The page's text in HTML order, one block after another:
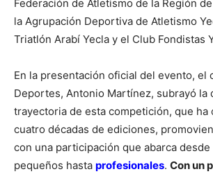
Federación de Atletismo de la Región
la Agrupación Deportiva de Atletismo
Triatlón Arabí Yecla y el Club Fondistas
En la presentación oficial del evento, el
Deportes, Antonio Martínez, subrayó la
trayectoria de esta competición, que ha
cuatro décadas de ediciones,
con una participación que abarca desde
pequeños hasta profesionales. Con un